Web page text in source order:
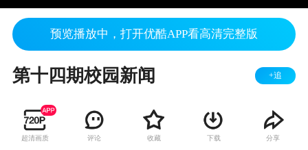
预览播放中，打开优酷APP看高清完整版
第十四期校园新闻 +追
超清画质 评论 收藏 下载 分享